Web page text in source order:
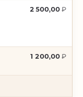
2 500,00
1 200,00